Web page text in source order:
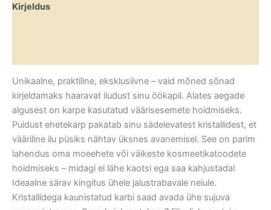
Kirjeldus
Unikaalne, praktiline, eksklusiivne – vaid mõned sõnad
kirjeldamaks haaravat iludust sinu öökapil. Alates aegade
algusest on karpe kasutatud väärisesemete hoidmiseks.
Puidust ehetekarp pakatab sinu sädelevatest kristallidest, et
vääriline ilu püsiks nähtav üksnes avanemisel. See on parim
lahendus oma moeehete või väikeste kosmeetikatoodete
hoidmiseks – midagi ei lähe kaotsi ega saa kahjustada!
Ideaalne särav kingitus ühele jalustrabavale neiule.
Kristallidega kaunistatud karbi saad avada ühe sujuva